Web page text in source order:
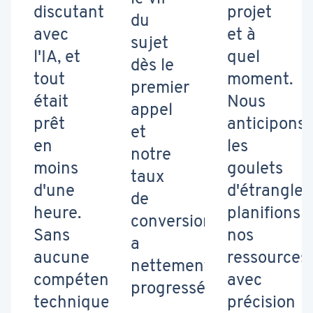
discutant
avec
l'IA, et
tout
était
prêt
en
moins
d'une
heure.
Sans
aucune
compétence
technique.
du
sujet
dès le
premier
appel
et
notre
taux
de
conversion
a
nettement
progressé.
projet
et à
quel
moment.
Nous
anticipons
les
goulets
planifions
nos
ressources
avec
précision